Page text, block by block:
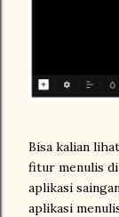
Bisa kalian
fitur menulis
aplikasi
aplikasi